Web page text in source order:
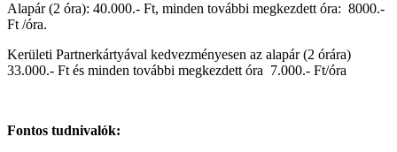
Alapár (2 óra): 40.000.- Ft, minden további megkezdett óra: 8000.-
Ft /óra.
Kerületi Partnerkártyával kedvezményesen az alapár (2 órára)
33.000.- Ft és minden további megkezdett óra 7.000.- Ft/óra
Fontos tudnivalók: